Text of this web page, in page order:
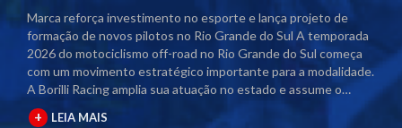
Marca reforça investimento no esporte e lança projeto de
formação de novos pilotos no Rio Grande do Sul A temporada
2026 do motociclismo off-road no Rio Grande do Sul começa
com um movimento estratégico importante para a modalidade.
A Borilli Racing amplia sua atuação no estado e assume o
naming rights dos principais campeonatos regionais. Com o
acordo firmado junto à Federação Gaúcha de Motociclismo
+ LEIA MAIS